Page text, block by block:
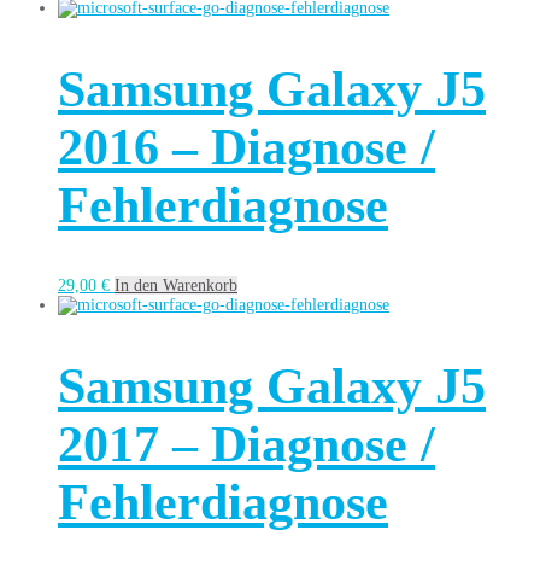
Samsung Galaxy J5
2016 – Diagnose /
Fehlerdiagnose
29,00 € In den Warenkorb
Samsung Galaxy J5
2017 – Diagnose /
Fehlerdiagnose